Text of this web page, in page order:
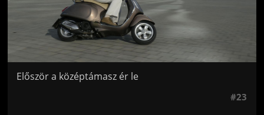
Először a középtámasz ér le
#23